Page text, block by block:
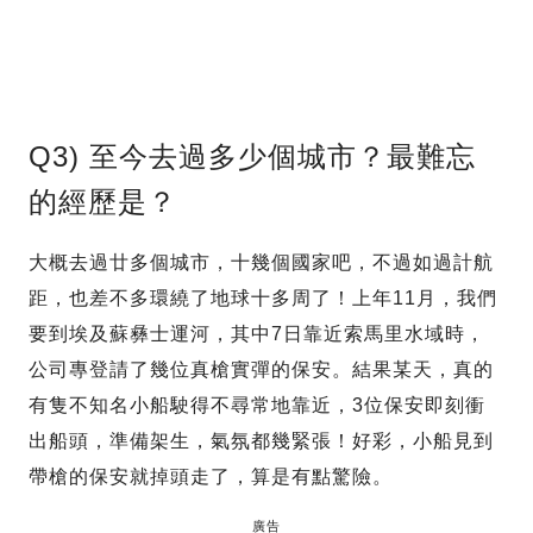
Q3) 至今去過多少個城市？最難忘
的經歷是？
大概去過廿多個城市，十幾個國家吧，不過如過計航
距，也差不多環繞了地球十多周了！上年11月，我們
要到埃及蘇彝士運河，其中7日靠近索馬里水域時，
公司專登請了幾位真槍實彈的保安。結果某天，真的
有隻不知名小船駛得不尋常地靠近，3位保安即刻衝
出船頭，準備架生，氣氛都幾緊張！好彩，小船見到
帶槍的保安就掉頭走了，算是有點驚險。
廣告